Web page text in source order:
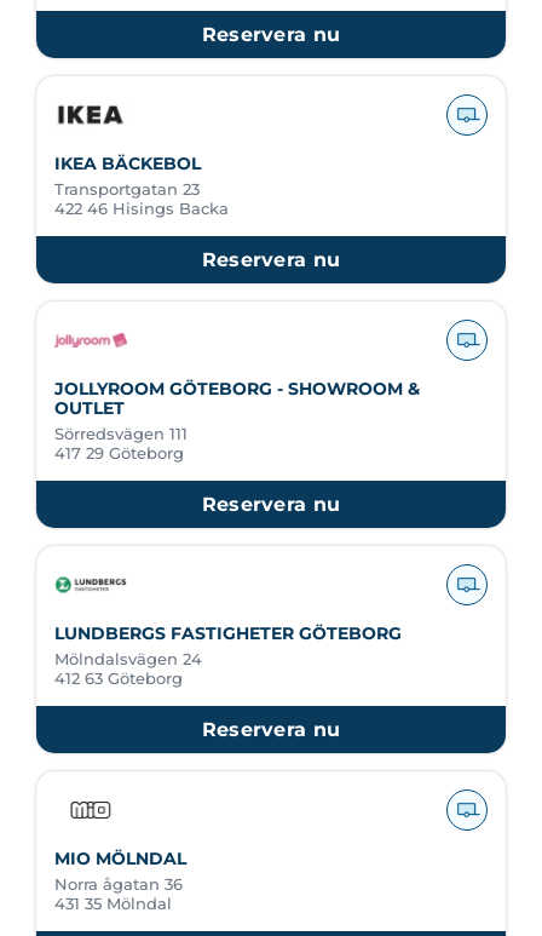
Reservera nu
IKEA BÄCKEBOL
Transportgatan 23
422 46 Hisings Backa
Reservera nu
JOLLYROOM GÖTEBORG - SHOWROOM &
OUTLET
Sörredsvägen 111
417 29 Göteborg
Reservera nu
LUNDBERGS FASTIGHETER GÖTEBORG
Mölndalsvägen 24
412 63 Göteborg
Reservera nu
MIO MÖLNDAL
Norra ågatan 36
431 35 Mölndal